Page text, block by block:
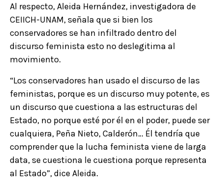
Al respecto, Aleida Hernández, investigadora de
CEIICH-UNAM, señala que si bien los
conservadores se han infiltrado dentro del
discurso feminista esto no deslegitima al
movimiento.
“Los conservadores han usado el discurso de las
feministas, porque es un discurso muy potente, es
un discurso que cuestiona a las estructuras del
Estado, no porque esté por él en el poder, puede ser
cualquiera, Peña Nieto, Calderón… Él tendría que
comprender que la lucha feminista viene de larga
data, se cuestiona le cuestiona porque representa
al Estado”, dice Aleida.